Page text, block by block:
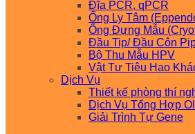
Đĩa PCR, qPCR
Ống Ly Tâm
Ống Đựng Mẫu
Đầu Tip/ Đầu Côn
Bộ Thu Mẫu HPV
Vật Tư Tiêu Hao
Dịch Vụ
Thiết kế phòng thí
Dịch Vụ Tổng Hợp
Giải Trình Tự Gene